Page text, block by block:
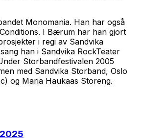
Monomania. Han har også
I Bærum har han gjort
i regi av Sandvika
han i Sandvika RockTeater
Storbandfestivalen 2005
med Sandvika Storband, Oslo
og Maria Haukaas Storeng.